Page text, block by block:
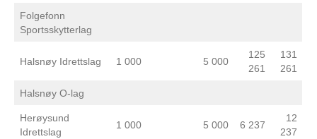
Folgefonn
Sportsskytterlag
Halsnøy Idrettslag 1 000 5 000
125
261
131
261
Halsnøy O-lag
Herøysund
Idrettslag
1 000 5 000 6 237
12
237